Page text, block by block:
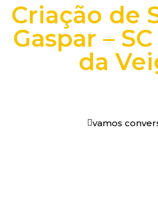
Criação de
Gaspar –
da
vamos